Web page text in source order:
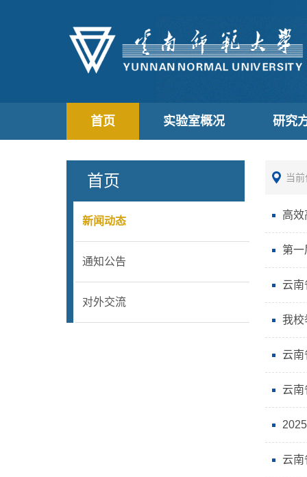
首页 实验室概况 研究
首页
新闻动态
通知公告
对外交流
当
高
第
云
我校
云
云
云